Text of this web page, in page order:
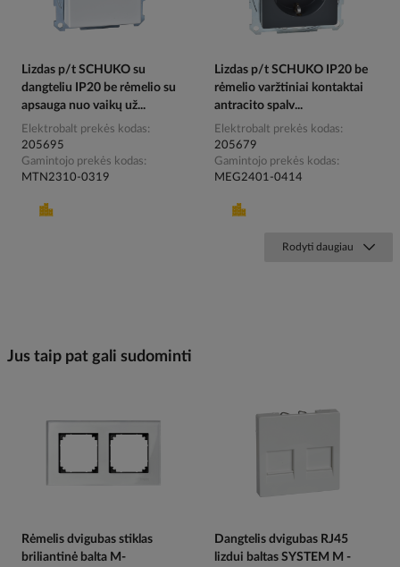
Lizdas p/t SCHUKO su
dangteliu IP20 be rėmelio su
apsauga nuo vaikų už...
Elektrobalt prekės kodas
205695
Gamintojo prekės kodas
MTN2310-0319
Lizdas p/t SCHUKO IP20 be
rėmelio varžtiniai kontaktai
antracito spalv...
Elektrobalt prekės kodas
205679
Gamintojo prekės kodas
MEG2401-0414
Rodyti daugiau
Jus taip pat gali sudominti
Rėmelis dvigubas stiklas
briliantinė balta M-
Dangtelis dvigubas RJ45
lizdui baltas SYSTEM M -